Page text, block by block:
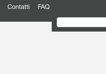
Contatti FAQ